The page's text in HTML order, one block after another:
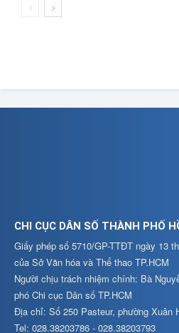
CHI CỤC DÂN SỐ THÀNH PHỐ
Giấy phép số 5710/GP-TTĐT ngày 13
của Sở Văn hóa và Thể thao TP.HCM
Người chịu trách nhiệm chính: Bà
phó Chi cục Dân số TP.HCM
Địa chỉ: Số 250 Pasteur, phường Xuân
Tel: 028.38203786 - 028.38203793